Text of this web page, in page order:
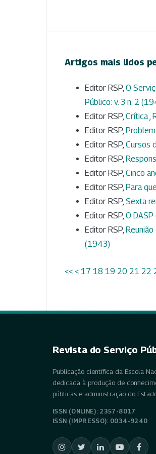
Artigos mais lidos
Editor RSP, O
Público: v. 3 n. 2
Editor RSP, Crítica,
Editor RSP,
Editor RSP, Cursos
Editor RSP,
Editor RSP, Cinco
Editor RSP, Para
Editor RSP, Sexta
Editor RSP, O
Editor RSP,
(1943)
<< < 17 18 19 20 21 22
Revista do Serviço
Publicação científica da Escola
dedicada à produção de
públicas e administração do
ISSN (ONLINE): 2357-8017
ISSN (IMPRESSO): 0034-9240